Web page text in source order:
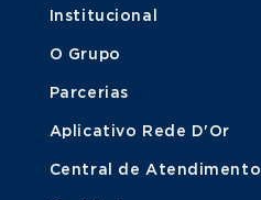
Institucional
O Grupo
Parcerias
Aplicativo Rede D'Or
Central de Atendimento